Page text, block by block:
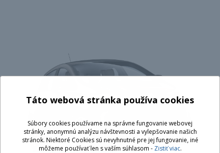
Táto webová stránka používa cookies
Súbory cookies používame na správne fungovanie webovej
stránky, anonymnú analýzu návštevnosti a vylepšovanie našich
stránok. Niektoré Cookies sú nevyhnutné pre jej fungovanie, iné
môžeme používať len s vaším súhlasom - Zistiť viac.